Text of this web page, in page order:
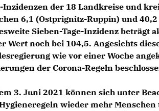
Inzidenzen der 18 Landkreise und
6,1 (Ostprignitz-Ruppin) und
Sieben-Tage-Inzidenz beträgt
Wert noch bei 104,5. Angesichts
wie vor einer Woche
der Corona-Regeln
3. Juni 2021 können sich unter
wieder mehr